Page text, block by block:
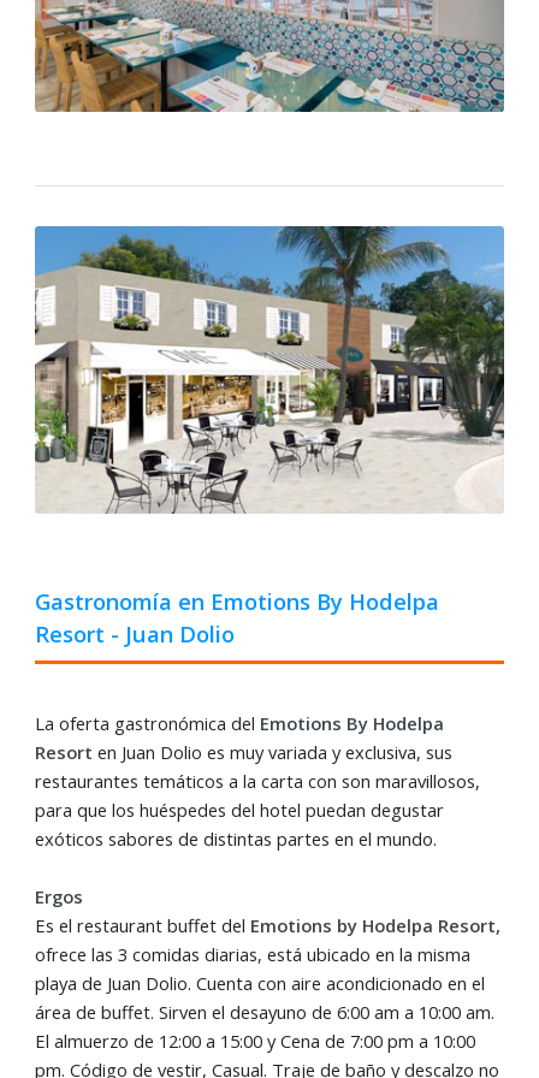
Gastronomía en Emotions By Hodelpa
Resort - Juan Dolio
La oferta gastronómica del Emotions By Hodelpa
Resorten Juan Dolio es muy variada y exclusiva, sus
restaurantes temáticos a la carta con son maravillosos,
para que los huéspedes del hotel puedan degustar
exóticos sabores de distintas partes en el mundo.
Ergos
Es el restaurant buffet del Emotions by Hodelpa Resort,
ofrece las 3 comidas diarias, está ubicado en la misma
playa de Juan Dolio. Cuenta con aire acondicionado en el
área de buffet. Sirven el desayuno de 6:00 am a 10:00 am.
El almuerzo de 12:00 a 15:00 y Cena de 7:00 pm a 10:00
pm. Código de vestir, Casual. Traje de baño y descalzo no